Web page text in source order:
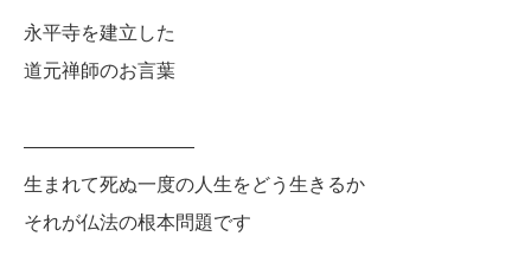
永平寺を建立した
道元禅師のお言葉
—————————
生まれて死ぬ一度の人生をどう生きるか
それが仏法の根本問題です